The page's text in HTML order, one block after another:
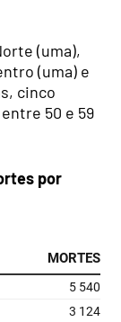
(uma),
(uma) e
cinco
50 e 59
por